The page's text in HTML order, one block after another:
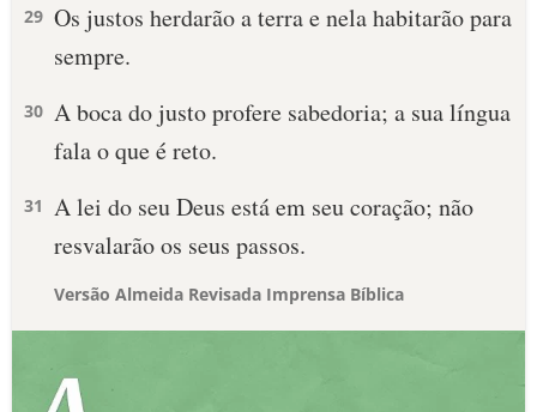
29 Os justos herdarão a terra e nela habitarão para
sempre.
30 A boca do justo profere sabedoria; a sua língua
fala o que é reto.
31 A lei do seu Deus está em seu coração; não
resvalarão os seus passos.
Versão Almeida Revisada Imprensa Bíblica